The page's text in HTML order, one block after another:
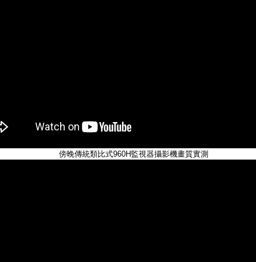
傍晚傳統類比式960H監視器攝影機畫質實測